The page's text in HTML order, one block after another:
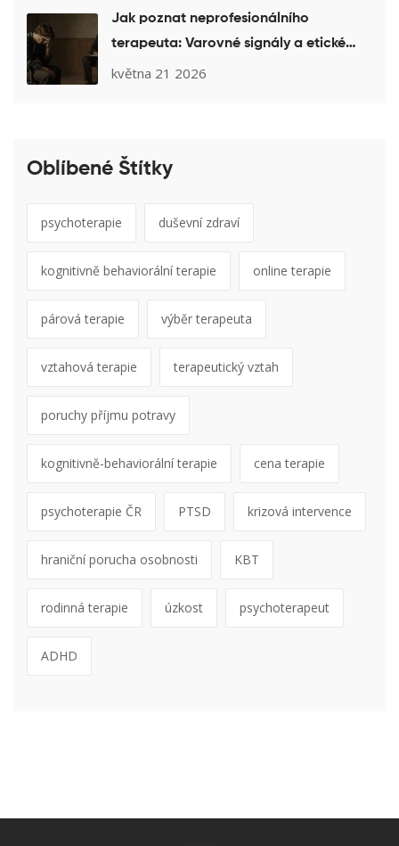
Jak poznat neprofesionálního
terapeuta: Varovné signály a etické
přestupky
května 21 2026
Oblíbené Štítky
psychoterapie duševní zdraví
kognitivně behaviorální terapie online terapie
párová terapie výběr terapeuta
vztahová terapie terapeutický vztah
poruchy příjmu potravy
kognitivně-behaviorální terapie cena terapie
psychoterapie ČR PTSD krizová intervence
hraniční porucha osobnosti KBT
rodinná terapie úzkost psychoterapeut
ADHD